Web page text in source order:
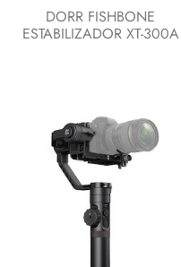
DORR FISHBONE
ESTABILIZADOR XT-300A